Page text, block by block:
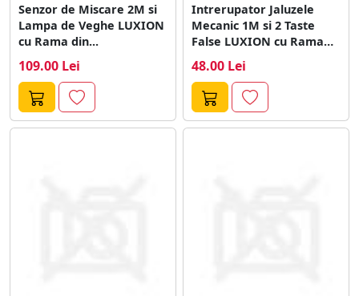
Senzor de Miscare 2M si
Lampa de Veghe LUXION
cu Rama din...
109.00 Lei
Intrerupator Jaluzele
Mecanic 1M si 2 Taste
False LUXION cu Rama
48.00 Lei